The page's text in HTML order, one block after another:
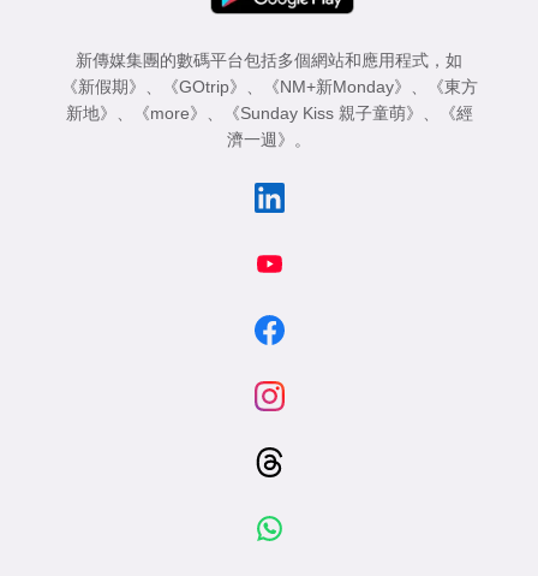
新傳媒集團的數碼平台包括多個網站和應用程式，如
《新假期》
《GOtrip》 《NM+新Monday》
《東方
新地》
《more》 《Sunday Kiss 親子童萌》
《經
濟一週》
。